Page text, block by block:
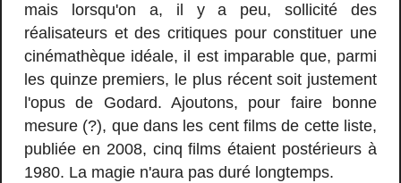
mais lorsqu'on a, il y a peu, sollicité des
réalisateurs et des critiques pour constituer une
cinémathèque idéale, il est imparable que, parmi
les quinze premiers, le plus récent soit justement
l'opus de Godard. Ajoutons, pour faire bonne
mesure (?), que dans les cent films de cette liste,
publiée en 2008, cinq films étaient postérieurs à
1980. La magie n'aura pas duré longtemps.